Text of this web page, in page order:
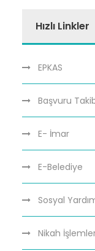
Hızlı Linkler
EPKAS
Başvuru
E- İmar
E-Belediye
Sosyal
Nikah